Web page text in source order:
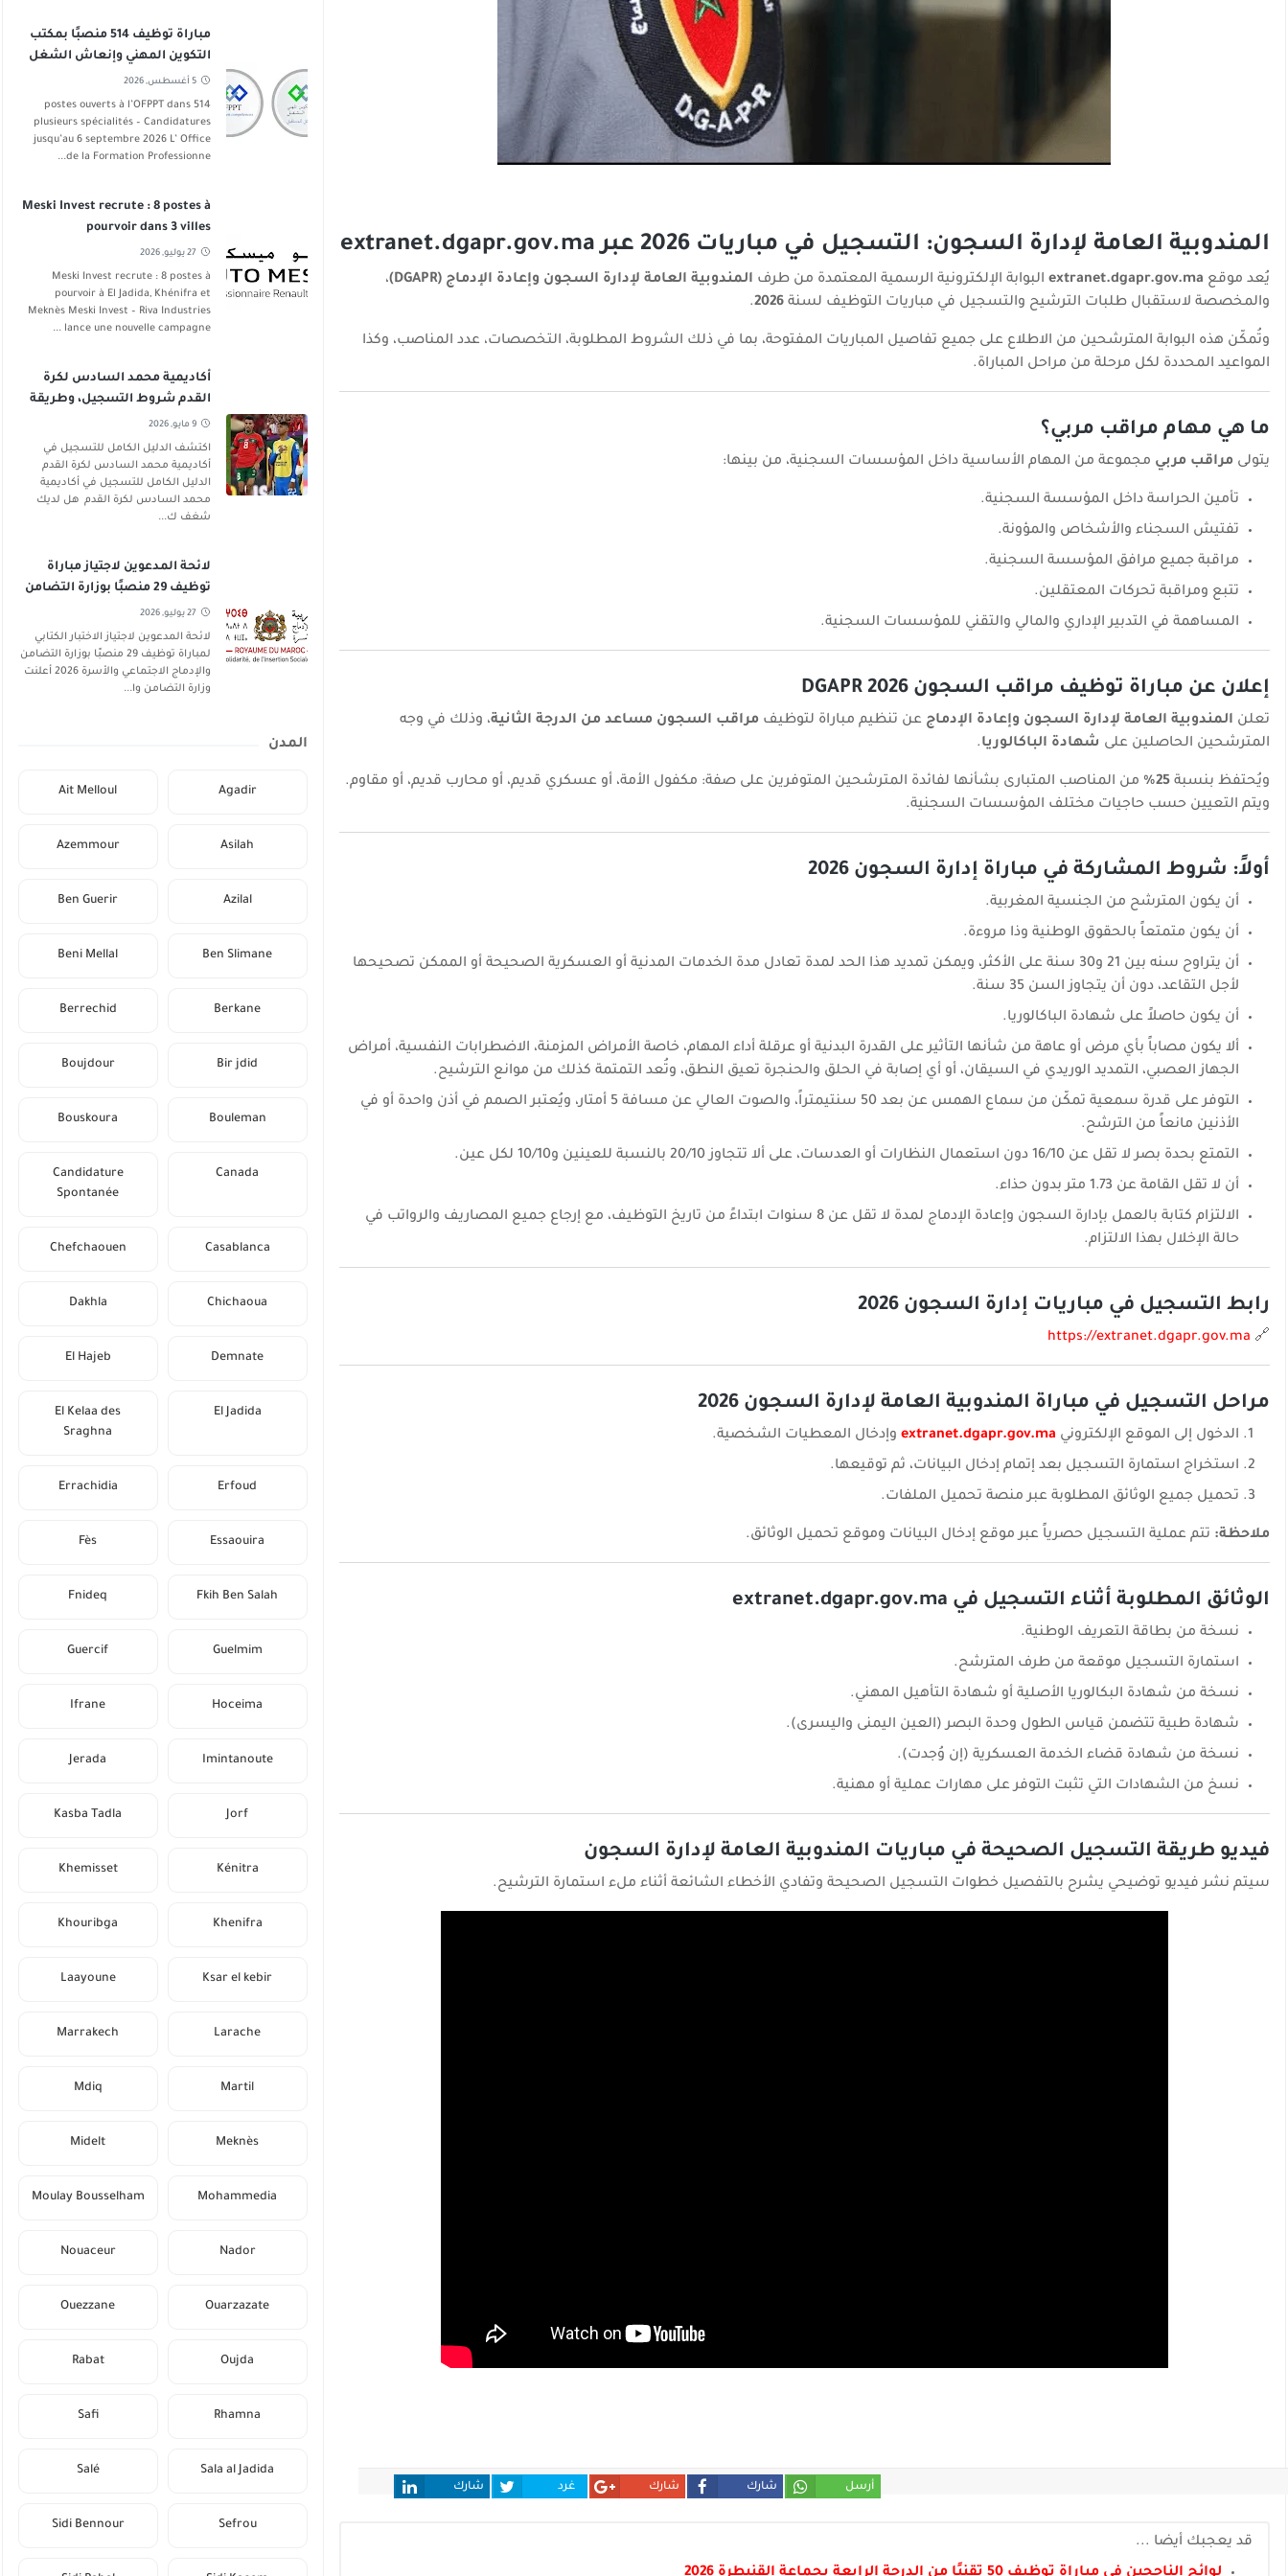
المندوبية العامة لإدارة السجون: التسجيل في مباريات 2026 عبر extranet.dgapr.gov.ma
يُعد موقع extranet.dgapr.gov.ma البوابة الإلكترونية الرسمية المعتمدة من طرف المندوبية العامة لإدارة السجون وإعادة الإدماج (DGAPR)
،
والمخصصة لاستقبال طلبات الترشيح والتسجيل في مباريات التوظيف لسنة 2026
.
وتُمكّن هذه البوابة المترشحين من الاطلاع على جميع تفاصيل المباريات المفتوحة، بما في ذلك الشروط المطلوبة، التخصصات، عدد المناصب، وكذا
المواعيد المحددة لكل مرحلة من مراحل المباراة.
ما هي مهام مراقب مربي؟
يتولى مراقب مربي مجموعة من المهام الأساسية داخل المؤسسات السجنية، من بينها:
تأمين الحراسة داخل المؤسسة السجنية.
تفتيش السجناء والأشخاص والمؤونة.
مراقبة جميع مرافق المؤسسة السجنية.
تتبع ومراقبة تحركات المعتقلين.
المساهمة في التدبير الإداري والمالي والتقني للمؤسسات السجنية.
إعلان عن مباراة توظيف مراقب السجون 2026 DGAPR
تعلن المندوبية العامة لإدارة السجون وإعادة الإدماج عن تنظيم مباراة لتوظيف مراقب السجون مساعد من الدرجة الثانية، وذلك في وجه
المترشحين الحاصلين على شهادة الباكالوريا.
ويُحتفظ بنسبة 25%
من المناصب المتبارى بشأنها لفائدة المترشحين المتوفرين على صفة: مكفول الأمة، أو عسكري قديم، أو محارب قديم، أو مقاوم.
ويتم التعيين حسب حاجيات مختلف المؤسسات السجنية.
أولاً: شروط المشاركة في مباراة إدارة السجون 2026
أن يكون المترشح من الجنسية المغربية.
أن يكون متمتعاً بالحقوق الوطنية وذا مروءة.
أن يتراوح سنه بين 21 و30 سنة على الأكثر، ويمكن تمديد هذا الحد لمدة تعادل مدة الخدمات المدنية أو العسكرية الصحيحة أو الممكن تصحيحها
لأجل التقاعد، دون أن يتجاوز السن 35 سنة.
أن يكون حاصلاً على شهادة الباكالوريا.
ألا يكون مصاباً بأي مرض أو عاهة من شأنها التأثير على القدرة البدنية أو عرقلة أداء المهام، خاصة الأمراض المزمنة، الاضطرابات النفسية، أمراض
الجهاز العصبي، التمديد الوريدي في السيقان، أو أي إصابة في الحلق والحنجرة تعيق النطق، وتُعد التمتمة كذلك من موانع الترشيح.
التوفر على قدرة سمعية تمكّن من سماع الهمس عن بعد 50 سنتيمتراً، والصوت العالي عن مسافة 5 أمتار، ويُعتبر الصمم في أذن واحدة أو في
الأذنين مانعاً من الترشح.
التمتع بحدة بصر لا تقل عن 16/10 دون استعمال النظارات أو العدسات، على ألا تتجاوز 20/10 بالنسبة للعينين و10/10 لكل عين.
أن لا تقل القامة عن 1.73 متر بدون حذاء.
الالتزام كتابة بالعمل بإدارة السجون وإعادة الإدماج لمدة لا تقل عن 8 سنوات ابتداءً من تاريخ التوظيف، مع إرجاع جميع المصاريف والرواتب في
حالة الإخلال بهذا الالتزام.
رابط التسجيل في مباريات إدارة السجون 2026
🔗
https://extranet.dgapr.gov.ma
مراحل التسجيل في مباراة المندوبية العامة لإدارة السجون 2026
الدخول إلى الموقع الإلكتروني extranet.dgapr.gov.ma وإدخال المعطيات الشخصية.
استخراج استمارة التسجيل بعد إتمام إدخال البيانات، ثم توقيعها.
تحميل جميع الوثائق المطلوبة عبر منصة تحميل الملفات.
ملاحظة: تتم عملية التسجيل حصرياً عبر موقع إدخال البيانات وموقع تحميل الوثائق.
الوثائق المطلوبة أثناء التسجيل في extranet.dgapr.gov.ma
نسخة من بطاقة التعريف الوطنية.
استمارة التسجيل موقعة من طرف المترشح.
نسخة من شهادة البكالوريا الأصلية أو شهادة التأهيل المهني.
شهادة طبية تتضمن قياس الطول وحدة البصر (العين اليمنى واليسرى).
نسخة من شهادة قضاء الخدمة العسكرية (إن وُجدت).
نسخ من الشهادات التي تثبت التوفر على مهارات عملية أو مهنية.
فيديو طريقة التسجيل الصحيحة في مباريات المندوبية العامة لإدارة السجون
سيتم نشر فيديو توضيحي يشرح بالتفصيل خطوات التسجيل الصحيحة وتفادي الأخطاء الشائعة أثناء ملء استمارة الترشيح.
شارك غرد شارك شارك أرسل
قد يعجبك أيضا ...
مباراة توظيف 514 منصبًا بمكتب
التكوين المهني وإنعاش الشغل
شتنبر 2026
5 أغسطس, 2026
514 postes ouverts à l’OFPPT dans
plusieurs spécialités – Candidatures
jusqu’au 6 septembre 2026 L’ Office
de la Formation Professionne...
Meski Invest recrute : 8 postes à
pourvoir dans 3 villes
27 يوليو, 2026
Meski Invest recrute : 8 postes à
pourvoir à El Jadida, Khénifra et
Meknès Meski Invest – Riva Industries
lance une nouvelle campagne ...
أكاديمية محمد السادس لكرة
القدم شروط التسجيل، وطريقة
الانخراط
9 مايو, 2026
اكتشف الدليل الكامل للتسجيل في
أكاديمية محمد السادس لكرة القدم
الدليل الكامل للتسجيل في أكاديمية
محمد السادس لكرة القدم هل لديك
شغف ك...
لائحة المدعوين لاجتياز مباراة
توظيف 29 منصبًا بوزارة التضامن
والإدماج الاجتماعي والأسرة 2026
27 يوليو, 2026
لائحة المدعوين لاجتياز الاختبار الكتابي
لمباراة توظيف 29 منصبًا بوزارة التضامن
والإدماج الاجتماعي والأسرة 2026 أعلنت
وزارة التضامن وا...
المدن
Agadir
Ait Melloul
Asilah
Azemmour
Azilal
Ben Guerir
Ben Slimane
Beni Mellal
Berkane
Berrechid
Bir jdid
Boujdour
Bouleman
Bouskoura
Canada
Candidature
Spontanée
Casablanca
Chefchaouen
Chichaoua
Dakhla
Demnate
El Hajeb
El Jadida
El Kelaa des
Sraghna
Erfoud
Errachidia
Essaouira
Fès
Fkih Ben Salah
Fnideq
Guelmim
Guercif
Hoceima
Ifrane
Imintanoute
Jerada
Jorf
Kasba Tadla
Kénitra
Khemisset
Khenifra
Khouribga
Ksar el kebir
Laayoune
Larache
Marrakech
Martil
Mdiq
Meknès
Midelt
Mohammedia
Moulay Bousselham
Nador
Nouaceur
Ouarzazate
Ouezzane
Oujda
Rabat
Rhamna
Safi
Sala al Jadida
Salé
Sefrou
Sidi Bennour